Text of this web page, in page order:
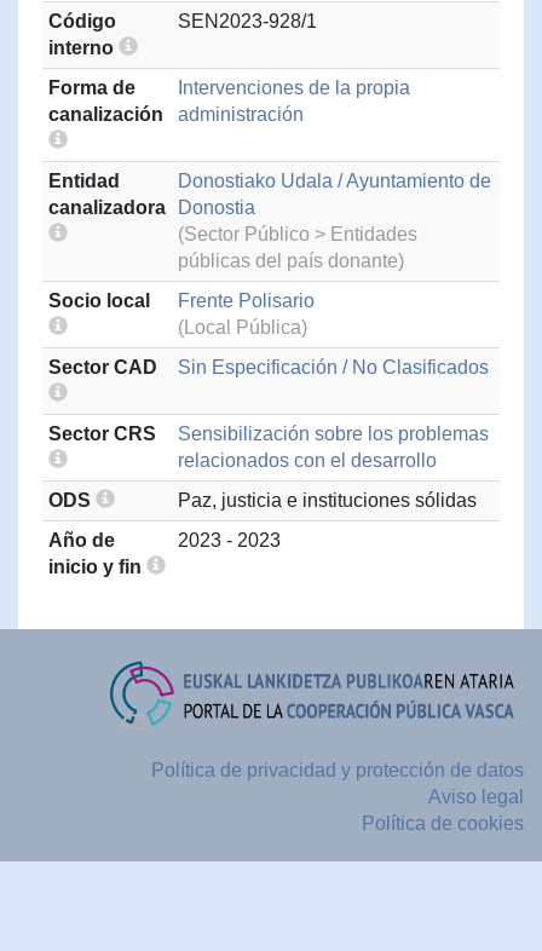
Código
interno
SEN2023-928/1
Forma de
canalización
Intervenciones de la propia
administración
Entidad
canalizadora
Donostiako Udala / Ayuntamiento de
Donostia
(Sector Público > Entidades
públicas del país donante)
Socio local
Frente Polisario
(Local Pública)
Sector CAD
Sin Especificación / No Clasificados
Sector CRS
Sensibilización sobre los problemas
relacionados con el desarrollo
ODS
Paz, justicia e instituciones sólidas
Año de
inicio y fin
2023 - 2023
Política de privacidad y protección de datos
Aviso legal
Política de cookies